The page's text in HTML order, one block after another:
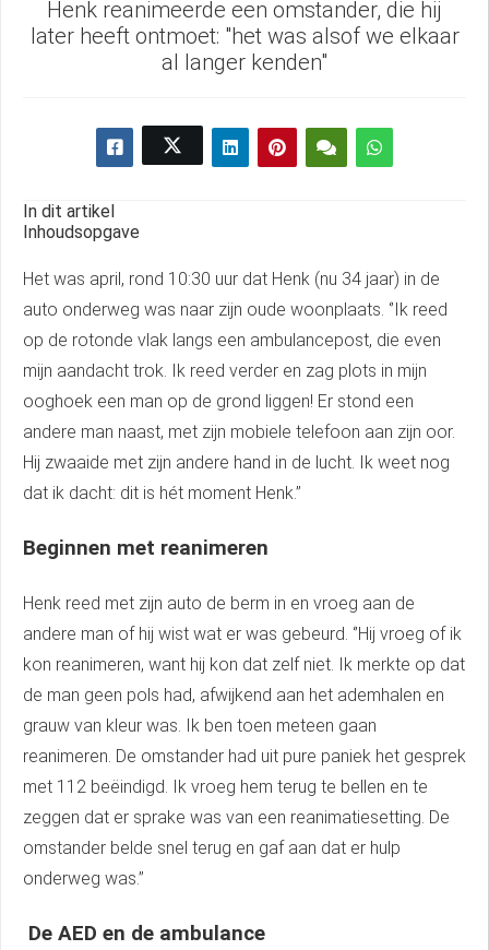
Henk reanimeerde een omstander, die hij
later heeft ontmoet: "het was alsof we elkaar
al langer kenden"
In dit artikel
Inhoudsopgave
Het was april, rond 10:30 uur dat Henk (nu 34 jaar) in de
auto onderweg was naar zijn oude woonplaats. ‘’Ik reed
op de rotonde vlak langs een ambulancepost, die even
mijn aandacht trok. Ik reed verder en zag plots in mijn
ooghoek een man op de grond liggen! Er stond een
andere man naast, met zijn mobiele telefoon aan zijn oor.
Hij zwaaide met zijn andere hand in de lucht. Ik weet nog
dat ik dacht: dit is hét moment Henk.’’
Beginnen met reanimeren
Henk reed met zijn auto de berm in en vroeg aan de
andere man of hij wist wat er was gebeurd. ‘’Hij vroeg of ik
kon reanimeren, want hij kon dat zelf niet. Ik merkte op dat
de man geen pols had, afwijkend aan het ademhalen en
grauw van kleur was. Ik ben toen meteen gaan
reanimeren. De omstander had uit pure paniek het gesprek
met 112 beëindigd. Ik vroeg hem terug te bellen en te
zeggen dat er sprake was van een reanimatiesetting. De
omstander belde snel terug en gaf aan dat er hulp
onderweg was.’’
De AED en de ambulance
kan de
over
van
gebruikt
te
website-
van